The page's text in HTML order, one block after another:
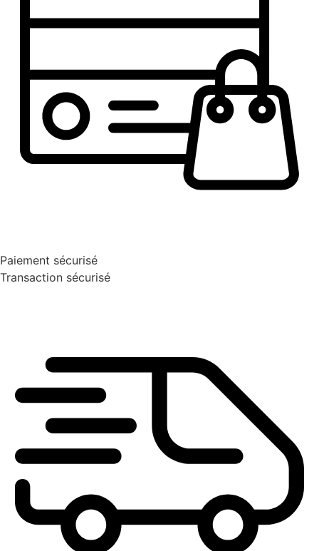
Paiement sécurisé
Transaction sécurisé